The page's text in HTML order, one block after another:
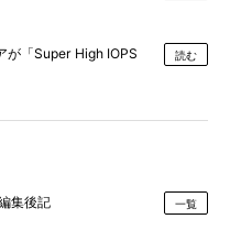
「Super High IOPS
読む
集後記 一覧